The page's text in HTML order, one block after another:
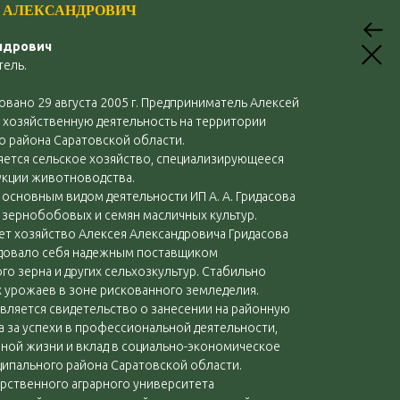
29 августа 2005 г. Предприниматель Алексей
деятельность на территории
Саратовской области.
сельское хозяйство, специализирующееся
животноводства.
видом деятельности ИП А. А. Гридасова
и семян масличных культур.
хозяйство Алексея Александровича Гридасова
себя надежным поставщиком
зерна и других сельхозкультур. Стабильно
в зоне рискованного земледелия.
свидетельство о занесении на районную
за успехи в профессиональной деятельности,
жизни и вклад в социально-экономическое
района Саратовской области.
аграрного университета